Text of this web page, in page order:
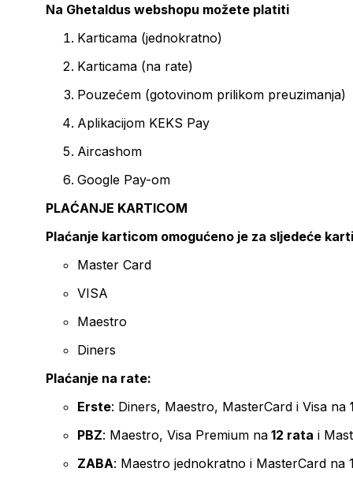
Na Ghetaldus webshopu možete platiti
Karticama (jednokratno)
Karticama (na rate)
Pouzećem (gotovinom prilikom preuzimanja)
Aplikacijom KEKS Pay
Aircashom
Google Pay-om
PLAĆANJE KARTICOM
Plaćanje karticom omogućeno je za sljedeće
Master Card
VISA
Maestro
Diners
Plaćanje na rate:
Erste: Diners, Maestro, MasterCard i Visa na
PBZ: Maestro, Visa Premium na 12 rata i
ZABA: Maestro jednokratno i MasterCard na